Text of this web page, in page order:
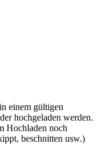
einem gültigen
hochgeladen werden.
Hochladen noch
beschnitten usw.)